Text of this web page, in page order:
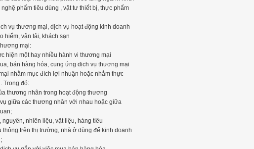
phẩm tiêu dùng , vật tư thiết bị, thực phẩm
vụ thương mại, dịch vụ hoạt động kinh doanh
hiểm, vận tải, khách sạn
mại:
hiện một hay nhiều hành vi thương mại
bán hàng hóa, cung ứng dịch vụ thương mại
nhằm mục đích lợi nhuận hoặc nhằm thực
Trong đó:
thương nhân trong hoạt động thương
giữa các thương nhân với nhau hoặc giữa
nhiên liệu, vật liệu, hàng tiêu
trên thị trường, nhà ở dùng để kinh doanh